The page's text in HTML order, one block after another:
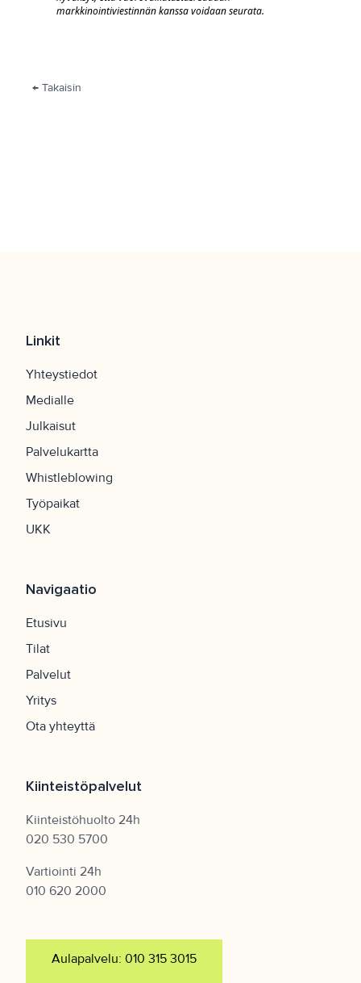
markkinointiviestinnän kanssa voidaan seurata.
← Takaisin
Linkit
Yhteystiedot
Medialle
Julkaisut
Palvelukartta
Whistleblowing
Työpaikat
UKK
Navigaatio
Etusivu
Tilat
Palvelut
Yritys
Ota yhteyttä
Kiinteistöpalvelut
Kiinteistöhuolto 24h
020 530 5700
Vartiointi 24h
010 620 2000
Aulapalvelu: 010 315 3015